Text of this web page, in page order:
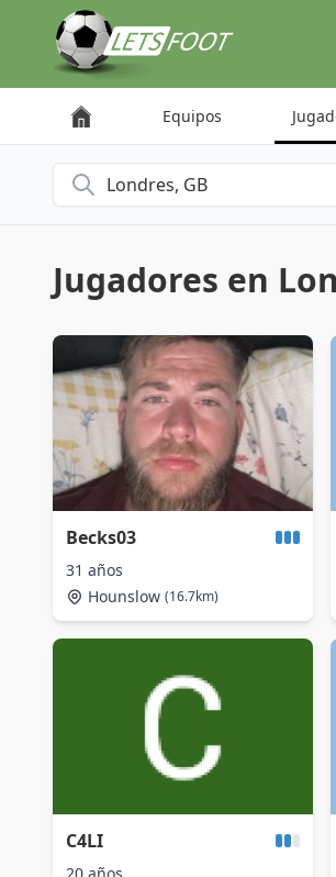
Equipos
Buscar una ciudad
Jugadores en
Becks03
31 años
Hounslow (16.7km)
C4LI
Panel de gestión de cookies